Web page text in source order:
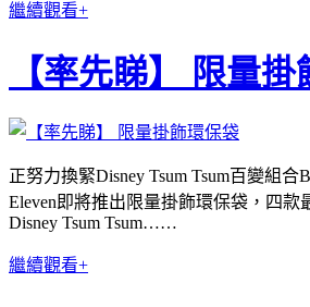
繼續觀看+
【率先睇】 限量
正努力換緊Disney Tsum Tsum百變組
Eleven即將推出限量掛飾環保袋，四款
Disney Tsum Tsum……
繼續觀看+